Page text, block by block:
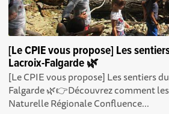
[Le CPIE vous propose] Les
Lacroix-Falgarde 🌿
[Le CPIE vous propose] Les sentiers
Falgarde 🌿👉Découvrez comment
Naturelle Régionale Confluence...